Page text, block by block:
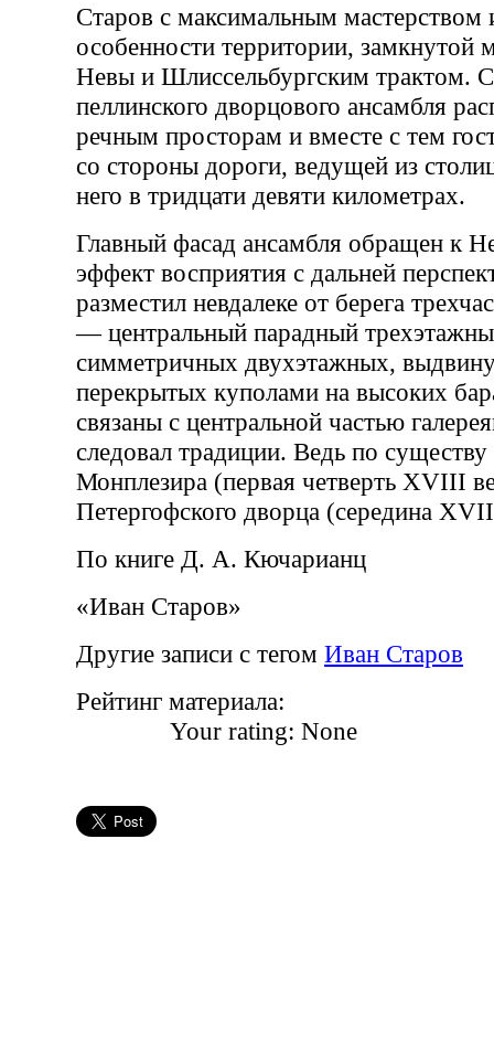
Старов с максимальным мастерством
особенности территории, замкнутой
Невы и Шлиссельбургским трактом.
пеллинского дворцового ансамбля
речным просторам и вместе с тем
со стороны дороги, ведущей из
него в тридцати девяти километрах.
Главный фасад ансамбля обращен к
эффект восприятия с дальней
разместил невдалеке от берега
— центральный парадный
симметричных двухэтажных,
перекрытых куполами на высоких
связаны с центральной частью
следовал традиции. Ведь по
Монплезира (первая четверть XVIII
Петергофского дворца (середина
По книге Д. А. Кючарианц
«Иван Старов»
Другие записи с тегом Иван Старов
Рейтинг материала:
Your rating: None